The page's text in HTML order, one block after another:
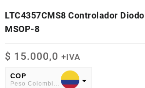
LTC4357CMS8 Controlador
MSOP-8
$ 15.000,0 +IVA
COP
Peso Colombiano